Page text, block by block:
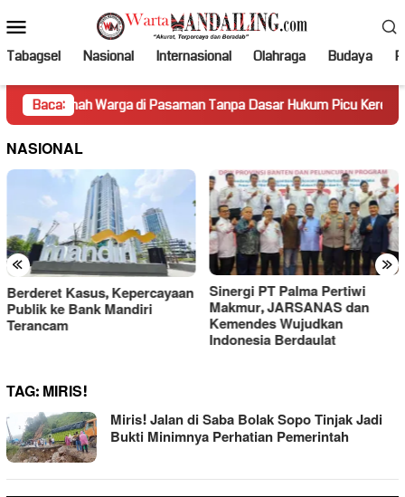
ke
kontenMobile
Tabagsel Nasional Internasional Olahraga Budaya
Baca:
Warga di Pasaman Tanpa Dasar Hukum Picu Keresahan
NASIONAL
« »
Sinergi PT Palma Pertiwi
Makmur, JARSANAS dan
Kemendes Wujudkan
Gara-gara Ucapan “Lu Punya
Otak Enggak?”, PWI Kecam
Sikap Merendahkan Hotman
Paris
TAG:MIRIS!
Miris! Jalan di Saba Bolak Sopo Tinjak Jadi
Bukti Minimnya Perhatian Pemerintah